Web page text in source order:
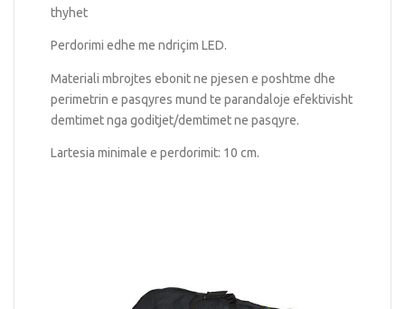
thyhet
Perdorimi edhe me ndriçim LED.
Materiali mbrojtes ebonit ne pjesen e poshtme dhe
perimetrin e pasqyres mund te parandaloje efektivisht
demtimet nga goditjet/demtimet ne pasqyre.
Lartesia minimale e perdorimit: 10 cm.